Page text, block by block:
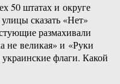
50 штатах и округе
сказать «Нет»
размахивали
не великая» и «Руки
флаги. Какой